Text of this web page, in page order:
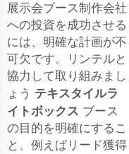
展示会ブース制作会社
への投資を成功させる
には、明確な計画が不
可欠です。リンテルと
協力して取り組みまし
ょう テキスタイルラ
イトボックス ブース
の目的を明確にするこ
と、例えばリード獲得